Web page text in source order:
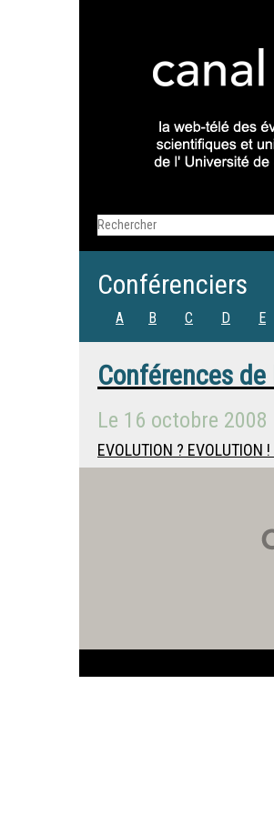
Conférenciers
A B C D E
Conférences de
Le 16 octobre 2008
EVOLUTION ? EVOLUTION